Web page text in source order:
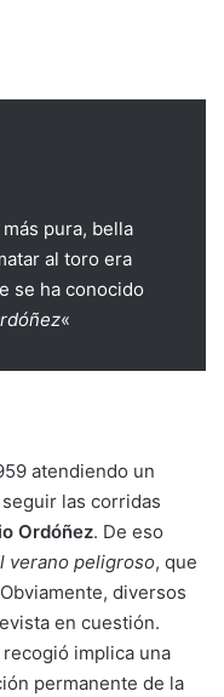
pura, bella
al toro era
se ha conocido
«
atendiendo un
seguir las corridas
Ordóñez. De eso
verano peligroso, que
diversos
en cuestión.
implica una
permanente de la